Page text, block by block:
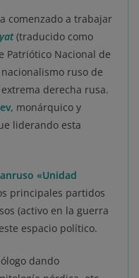
comenzado a trabajar
(traducido como
Patriótico Nacional de
ruso de
derecha rusa.
monárquico y
liderando esta
«Unidad
principales partidos
(activo en la guerra
espacio político.
dando